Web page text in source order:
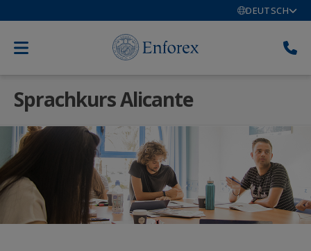
DEUTSCH
Sprachkurs Alicante